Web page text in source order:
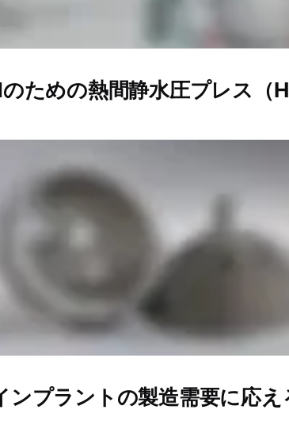
ための熱間静水圧プレス（
ンプラントの製造需要に応え